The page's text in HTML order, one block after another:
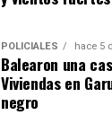
POLICIALES hace 5
Balearon una
Viviendas en
negro